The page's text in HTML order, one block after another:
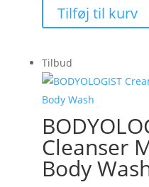
Tilføj til kurv
Tilbud
Cleanser
Body